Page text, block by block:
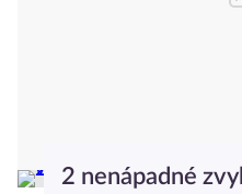
2 nenápadné